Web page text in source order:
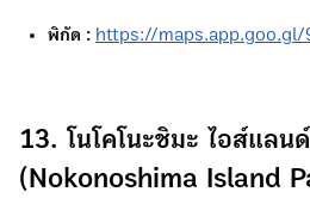
พิกัด : https://maps.app.goo.gl/
13. โนโคโนะชิมะ ไอส์แลน
(Nokonoshima Island